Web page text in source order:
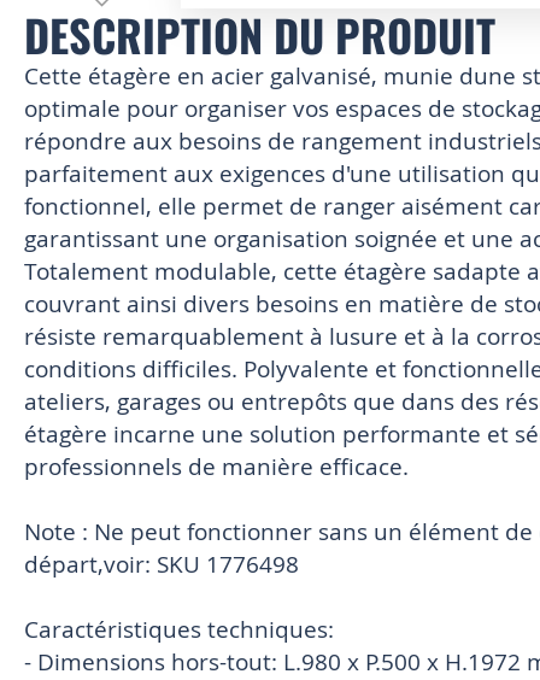
Skip
the
beginning
of
the
images
gallery
DESCRIPTION DU PRODUIT
Cette étagère en acier galvanisé, munie
optimale pour organiser vos espaces de
répondre aux besoins de rangement
parfaitement aux exigences d'une utilisation
fonctionnel, elle permet de ranger aisément
garantissant une organisation soignée et une
Totalement modulable, cette étagère
couvrant ainsi divers besoins en matière de
résiste remarquablement à lusure et à la
conditions difficiles. Polyvalente et
ateliers, garages ou entrepôts que dans des
étagère incarne une solution performante et
professionnels de manière efficace.
Note : Ne peut fonctionner sans un élément de
départ,voir: SKU 1776498
Caractéristiques techniques:
- Dimensions hors-tout: L.980 x P.500 x H.1972